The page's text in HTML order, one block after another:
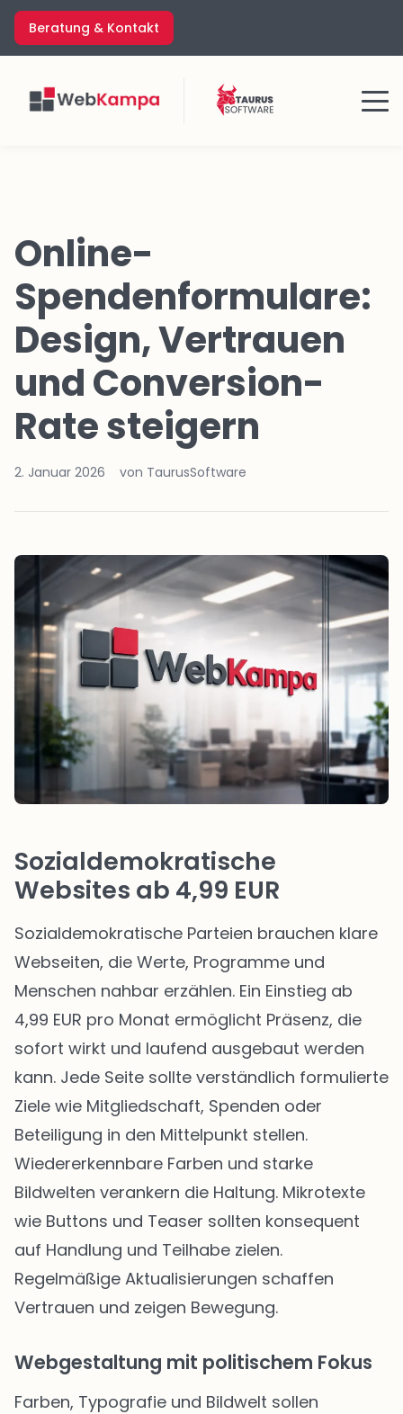
Zum
Inhalt
springen
Beratung & Kontakt
Menü
Online-
Spendenformulare:
Design, Vertrauen
und Conversion-
Rate steigern
2. Januar 2026 von TaurusSoftware
Sozialdemokratische
Websites ab 4,99 EUR
Sozialdemokratische Parteien brauchen klare
Webseiten, die Werte, Programme und
Menschen nahbar erzählen. Ein Einstieg ab
4,99 EUR pro Monat ermöglicht Präsenz, die
sofort wirkt und laufend ausgebaut werden
kann. Jede Seite sollte verständlich formulierte
Ziele wie Mitgliedschaft, Spenden oder
Beteiligung in den Mittelpunkt stellen.
Wiedererkennbare Farben und starke
Bildwelten verankern die Haltung. Mikrotexte
wie Buttons und Teaser sollten konsequent
auf Handlung und Teilhabe zielen.
Regelmäßige Aktualisierungen schaffen
Vertrauen und zeigen Bewegung.
Webgestaltung mit politischem Fokus
Farben, Typografie und Bildwelt sollen